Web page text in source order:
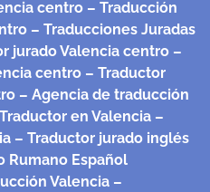
centro – Traducción
– Traducciones Juradas
jurado Valencia centro –
centro – Traductor
– Agencia de traducción
en Valencia –
– Traductor jurado inglés
Rumano Español
Valencia –